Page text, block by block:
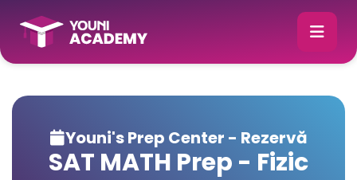
Youni's Prep Center - Rezervă
SAT MATH Prep - Fizic